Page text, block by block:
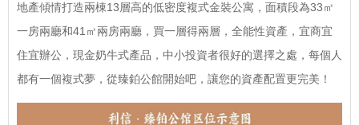
地產傾情打造兩棟13層高的低密度複式金裝公寓，面積段為33㎡
一房兩廳和41㎡兩房兩廳，買一層得兩層，全能性資產，宜商宜
住宜辦公，現金奶牛式產品，中小投資者很好的選擇之處，每個人
都有一個複式夢，從臻鉑公館開始吧，讓您的資產配置更完美！